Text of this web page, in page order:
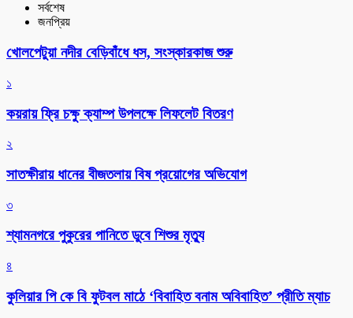
সর্বশেষ
জনপ্রিয়
খোলপেটুয়া নদীর বেড়িবাঁধে ধস, সংস্কারকাজ শুরু
১
কয়রায় ফ্রি চক্ষু ক্যাম্প উপলক্ষে লিফলেট বিতরণ
২
সাতক্ষীরায় ধানের বীজতলায় বিষ প্রয়োগের অভিযোগ
৩
শ্যামনগরে পুকুরের পানিতে ডুবে শিশুর মৃত্যু
৪
কুলিয়ার পি কে বি ফুটবল মাঠে ‘বিবাহিত বনাম অবিবাহিত’ প্রীতি ম্যাচ